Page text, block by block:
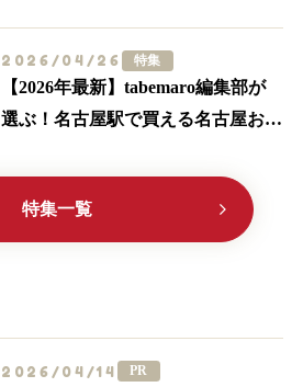
2026/04/26 特集
【2026年最新】tabemaro編集部が
選ぶ！名古屋駅で買える名古屋お土
特集一覧
2026/04/14 PR